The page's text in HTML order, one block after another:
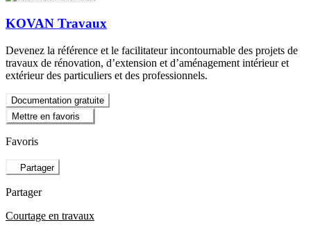
KOVAN Travaux
Devenez la référence et le facilitateur incontournable des projets de
travaux de rénovation, d’extension et d’aménagement intérieur et
extérieur des particuliers et des professionnels.
Documentation gratuite
Mettre en favoris
Favoris
Partager
Partager
Courtage en travaux